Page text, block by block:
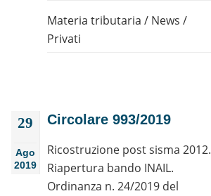
Materia tributaria / News /
Privati
29
Ago
2019
Circolare 993/2019
Ricostruzione post sisma 2012.
Riapertura bando INAIL.
Ordinanza n. 24/2019 del